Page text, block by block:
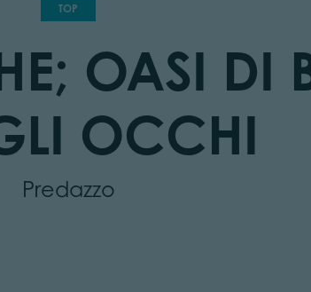
TOP
OASI DI
OCCHI
Predazzo